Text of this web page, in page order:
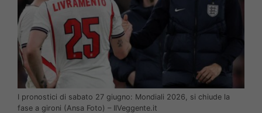
I pronostici di sabato 27 giugno: Mondiali 2026, si chiude la
fase a gironi (Ansa Foto) – IlVeggente.it